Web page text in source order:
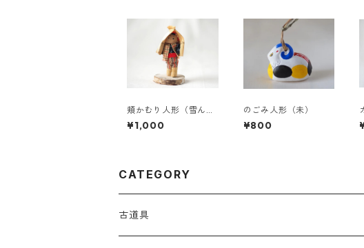
頬かむり人形（雪ん
子）
¥1,000
のごみ人形（未）
¥800
CATEGORY
古道具